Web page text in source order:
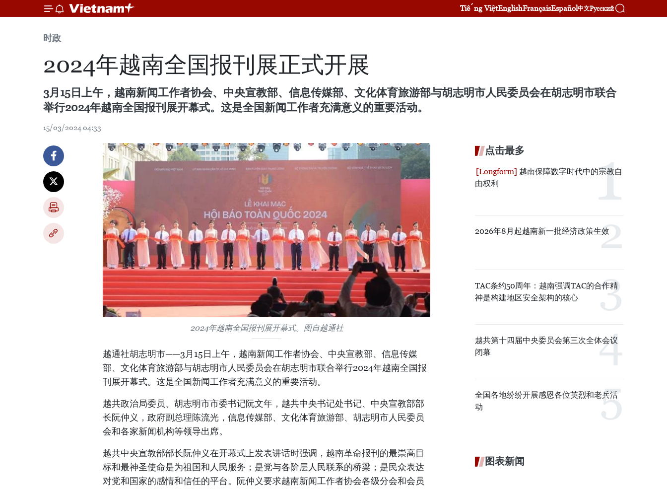
Tiếng ViệtEnglishFrançaisEspañol中文Русский
时政
2024年越南全国报刊展正式开展
3月15日上午，越南新闻工作者协会、中央宣教部、信息传媒部、文化体育旅游部与胡志明市人民委员会在胡志明市联合
举行2024年越南全国报刊展开幕式。这是全国新闻工作者充满意义的重要活动。
15/03/2024 04:33
2024年越南全国报刊展开幕式。图自越通社
越通社胡志明市——3月15日上午，越南新闻工作者协会、中央宣教部、信息传媒
部、文化体育旅游部与胡志明市人民委员会在胡志明市联合举行2024年越南全国报
刊展开幕式。这是全国新闻工作者充满意义的重要活动。
越共政治局委员、胡志明市市委书记阮文年，越共中央书记处书记、中央宣教部部
长阮仲义，政府副总理陈流光，信息传媒部、文化体育旅游部、胡志明市人民委员
会和各家新闻机构等领导出席。
越共中央宣教部部长阮仲义在开幕式上发表讲话时强调，越南革命报刊的最崇高目
标和最神圣使命是为祖国和人民服务；是党与各阶层人民联系的桥梁；是民众表达
对党和国家的感情和信任的平台。阮仲义要求越南新闻工作者协会各级分会和会员
点击最多
越南保障数字时代中的宗教自
由权利
2026年8月起越南新一批经济政策生效
TAC条约50周年：越南强调TAC的合作精
神是构建地区安全架构的核心
越共第十四届中央委员会第三次全体会议
闭幕
全国各地纷纷开展感恩各位英烈和老兵活
动
图表新闻